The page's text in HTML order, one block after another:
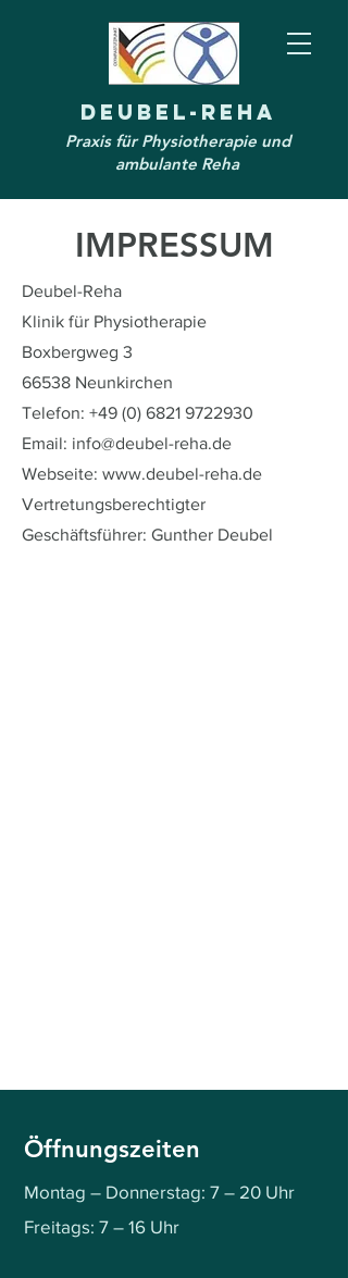
Deubel-Reha
Praxis für Physiotherapie und
ambulante Reha
IMPRESSUM
Deubel-Reha
Klinik für Physiotherapie
Boxbergweg 3
66538 Neunkirchen
Telefon: +49 (0) 6821 9722930
Email: info@deubel-reha.de
Webseite: www.deubel-reha.de
Vertretungsberechtigter
Geschäftsführer: Gunther Deubel
Öffnungszeiten
Montag – Donnerstag: 7 – 20 Uhr
Freitags: 7 – 16 Uhr